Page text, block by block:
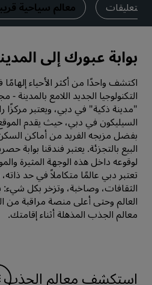
التعليقات معالم سياحية
بوابة عبورك إلى
اكتشف واحدًا من أكثر الأحياء
التكنولوجيا الجديد اللامع
"مدينة ذكية" في دبي، ويعتبر مركزًا
السيليكون في دبي، حيث يقدم
بفضل مزيجه الفريد من أماكن السكن،
البيع بالتجزئة. يعتبر فندقنا بوابة
لوقوعه داخل هذه الوجهة المثيرة
تعتبر دبي عالمًا متكاملاً في حد
الثقافات، وصاخبة، وتزخر بكل
العالم وحتى أعلى منصة مراقبة
معالم الجذب المذهلة أثناء إقامتك.
‏‫استكشف معالم الجذب